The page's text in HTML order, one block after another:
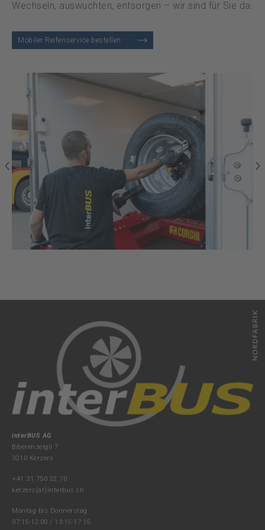
Notfall
DE
Wechseln, auswuchten, entsorgen – wir sind für Sie da.
Mobiler Reifenservice bestellen
interBUS AG
Biberenzelgli 7
3210 Kerzers
+41 31 750 22 70
kerzers(at)interbus.ch
Montag bis Donnerstag
07:15-12:00 / 13:15-17:15